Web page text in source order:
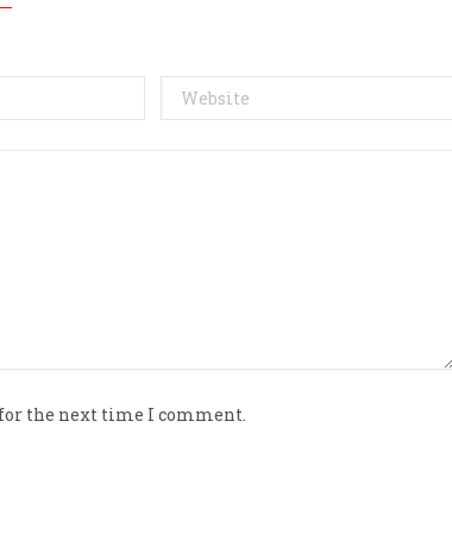
the next time I comment.